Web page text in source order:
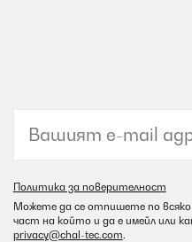
Политика за поверителност
Можете да се отпишете по
част на който и да е имейл или
privacy@chal-tec.com.